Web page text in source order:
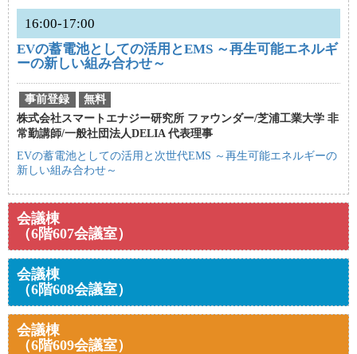
16:00-17:00
EVの蓄電池としての活用とEMS ～再生可能エネルギ
ーの新しい組み合わせ～
事前登録
無料
株式会社スマートエナジー研究所 ファウンダー/芝浦工業大学 非
常勤講師/一般社団法人DELIA 代表理事
EVの蓄電池としての活用と次世代EMS ～再生可能エネルギーの
新しい組み合わせ～
会議棟
（6階607会議室）
会議棟
（6階608会議室）
会議棟
（6階609会議室）